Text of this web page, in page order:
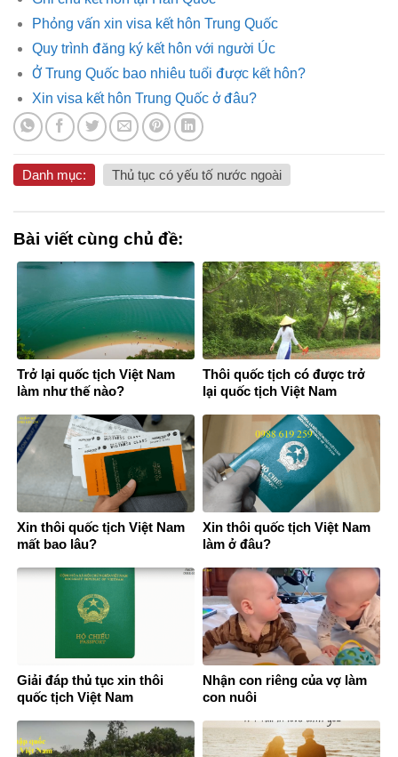
Phỏng vấn xin visa kết hôn Trung Quốc
Quy trình đăng ký kết hôn với người Úc
Ở Trung Quốc bao nhiêu tuổi được kết hôn?
Xin visa kết hôn Trung Quốc ở đâu?
Danh mục: Thủ tục có yếu tố nước ngoài
Bài viết cùng chủ đề:
Trở lại quốc tịch Việt Nam
làm như thế nào?
Thôi quốc tịch có được trở
lại quốc tịch Việt Nam
Xin thôi quốc tịch Việt Nam
mất bao lâu?
Xin thôi quốc tịch Việt Nam
làm ở đâu?
Giải đáp thủ tục xin thôi
quốc tịch Việt Nam
Nhận con riêng của vợ làm
con nuôi